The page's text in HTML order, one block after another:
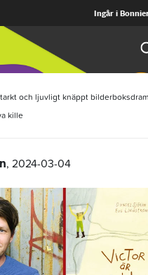
Ingår i
och ljuvligt knäppt
kille
, 2024-03-04